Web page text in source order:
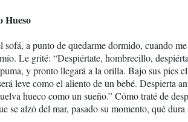
Hueso
sofá, a punto de quedarme dormido, cuando
Le grité: “Despiértate, hombrecillo,
y pronto llegará a la orilla. Bajo sus pies
leve como el aliento de un bebé. Despierta
hueco como un sueño.” Cómo traté de
se alzó del mar, pasado su momento, qué